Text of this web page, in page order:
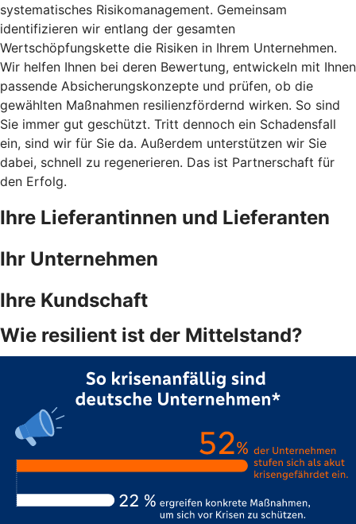
systematisches Risikomanagement. Gemeinsam
identifizieren wir entlang der gesamten
Wertschöpfungskette die Risiken in Ihrem Unternehmen.
Wir helfen Ihnen bei deren Bewertung, entwickeln mit Ihnen
passende Absicherungskonzepte und prüfen, ob die
gewählten Maßnahmen resilienzfördernd wirken. So sind
Sie immer gut geschützt. Tritt dennoch ein Schadensfall
ein, sind wir für Sie da. Außerdem unterstützen wir Sie
dabei, schnell zu regenerieren. Das ist Partnerschaft für
den Erfolg.
Ihre Lieferantinnen und Lieferanten
Ihr Unternehmen
Ihre Kundschaft
Wie resilient ist der Mittelstand?